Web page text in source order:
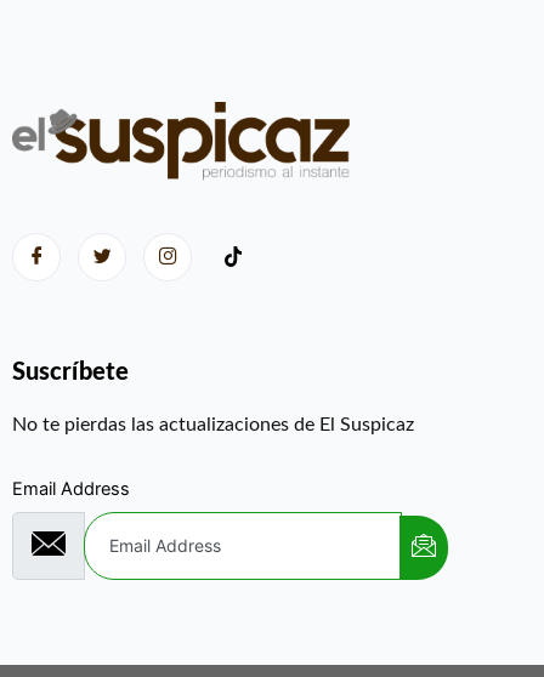
Suscríbete
No te pierdas las actualizaciones de El Suspicaz
Email Address